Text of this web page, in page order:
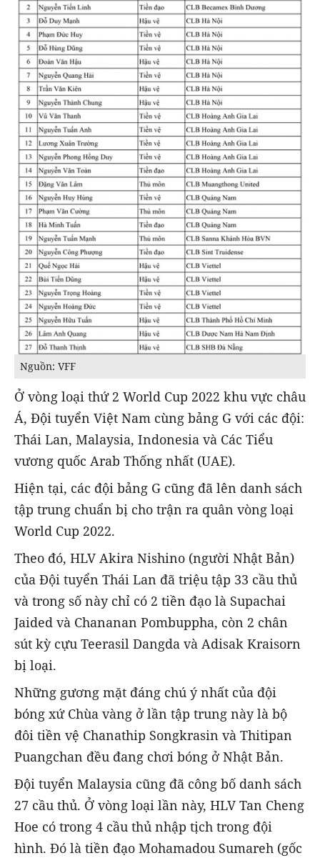
Nguồn: VFF
Ở vòng loại thứ 2 World Cup 2022 khu vực châu
Á, Đội tuyển Việt Nam cùng bảng G với các đội:
Thái Lan, Malaysia, Indonesia và Các Tiểu
vương quốc Arab Thống nhất (UAE).
Hiện tại, các đội bảng G cũng đã lên danh sách
tập trung chuẩn bị cho trận ra quân vòng loại
World Cup 2022.
Theo đó, HLV Akira Nishino (người Nhật Bản)
của Đội tuyển Thái Lan đã triệu tập 33 cầu thủ
và trong số này chỉ có 2 tiền đạo là Supachai
Jaided và Chananan Pombuppha, còn 2 chân
sút kỳ cựu Teerasil Dangda và Adisak Kraisorn
bị loại.
Những gương mặt đáng chú ý nhất của đội
bóng xứ Chùa vàng ở lần tập trung này là bộ
đôi tiền vệ Chanathip Songkrasin và Thitipan
Puangchan đều đang chơi bóng ở Nhật Bản.
Đội tuyển Malaysia cũng đã công bố danh sách
27 cầu thủ. Ở vòng loại lần này, HLV Tan Cheng
Hoe có trong 4 cầu thủ nhập tịch trong đội
hình. Đó là tiền đạo Mohamadou Sumareh (gốc